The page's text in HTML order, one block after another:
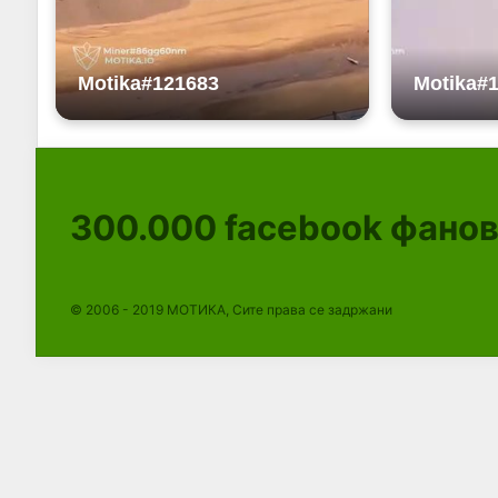
300.000 facebook
© 2006 - 2019 МОТИКА, Сите права се задржани